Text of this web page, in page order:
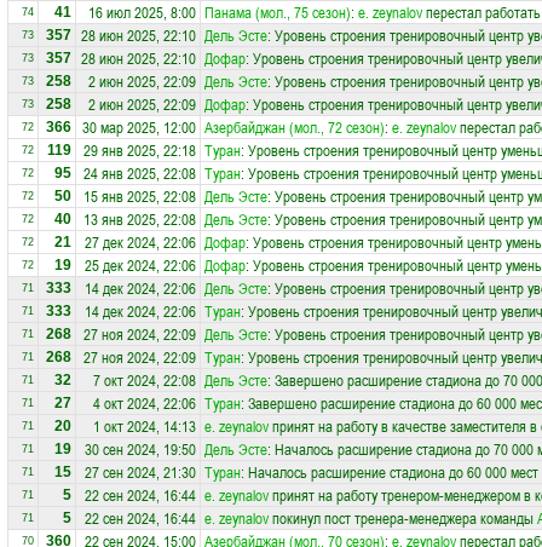
74 41 16 июл 2025, 8:00 Панама (мол., 75 сезон): e. zeynalovперестал
73 357 28 июн 2025, 22:10 Дель Эсте: Уровень строения тренировочный центр
73 357 28 июн 2025, 22:10 Дофар: Уровень строения тренировочный центр
73 258 2 июн 2025, 22:09 Дель Эсте: Уровень строения тренировочный центр
73 258 2 июн 2025, 22:09 Дофар: Уровень строения тренировочный центр
72 366 30 мар 2025, 12:00 Азербайджан (мол., 72 сезон): e. zeynalovперестал
72 119 29 янв 2025, 22:18 Туран: Уровень строения тренировочный центр
72 95 24 янв 2025, 22:08 Туран: Уровень строения тренировочный центр
72 50 15 янв 2025, 22:08 Дель Эсте: Уровень строения тренировочный центр
72 40 13 янв 2025, 22:08 Дель Эсте: Уровень строения тренировочный центр
72 21 27 дек 2024, 22:06 Дофар: Уровень строения тренировочный центр
72 19 25 дек 2024, 22:06 Дофар: Уровень строения тренировочный центр
71 333 14 дек 2024, 22:06 Дель Эсте: Уровень строения тренировочный центр
71 333 14 дек 2024, 22:06 Туран: Уровень строения тренировочный центр
71 268 27 ноя 2024, 22:09 Дель Эсте: Уровень строения тренировочный центр
71 268 27 ноя 2024, 22:09 Туран: Уровень строения тренировочный центр
71 32 7 окт 2024, 22:08 Дель Эсте: Завершено расширение стадиона до 70
71 27 4 окт 2024, 22:06 Туран: Завершено расширение стадиона до 60 000
71 20 1 окт 2024, 14:13 e. zeynalovпринят на работу в качестве заместителя
71 19 30 сен 2024, 19:50 Дель Эсте: Началось расширение стадиона до 70 000
71 15 27 сен 2024, 21:30 Туран: Началось расширение стадиона до 60 000 мест
71 5 22 сен 2024, 16:44 e. zeynalovпринят на работу тренером-менеджером в
71 5 22 сен 2024, 16:44 e. zeynalovпокинул пост тренера-менеджера команды
70 360 22 сен 2024, 15:00 Азербайджан (мол., 70 сезон): e. zeynalovперестал